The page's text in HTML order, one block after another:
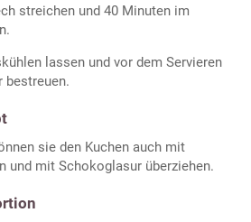
streichen und 40 Minuten im
lassen und vor dem Servieren
bestreuen.
sie den Kuchen auch mit
und mit Schokoglasur überziehen.